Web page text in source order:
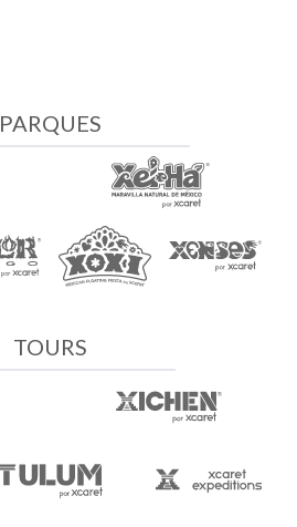
PARQUES
TOURS